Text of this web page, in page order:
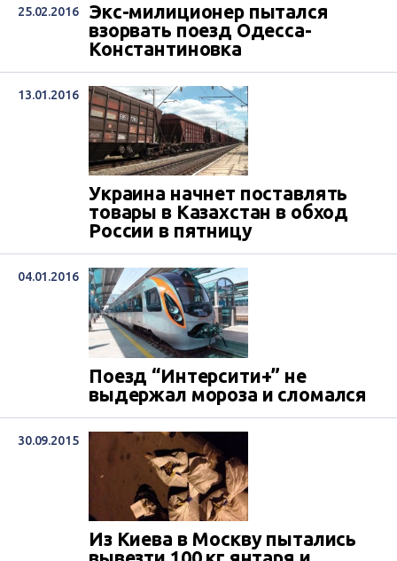
25.02.2016
Экс-милиционер пытался
взорвать поезд Одесса-
Константиновка
13.01.2016
Украина начнет поставлять
товары в Казахстан в обход
России в пятницу
04.01.2016
Поезд “Интерсити+” не
выдержал мороза и сломался
30.09.2015
Из Киева в Москву пытались